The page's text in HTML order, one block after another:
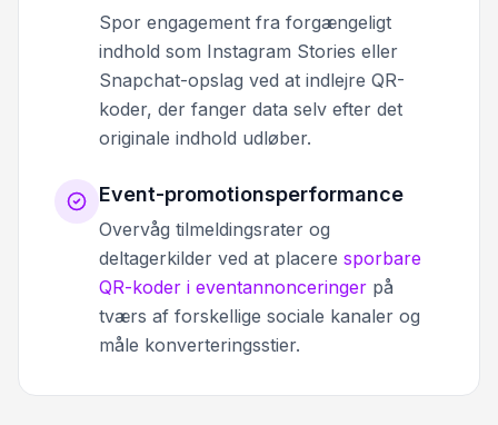
Spor engagement fra forgængeligt
indhold som Instagram Stories eller
Snapchat-opslag ved at indlejre QR-
koder, der fanger data selv efter det
originale indhold udløber.
Event-promotionsperformance
Overvåg tilmeldingsrater og
deltagerkilder ved at placere sporbare
QR-koder i eventannonceringer på
tværs af forskellige sociale kanaler og
måle konverteringsstier.